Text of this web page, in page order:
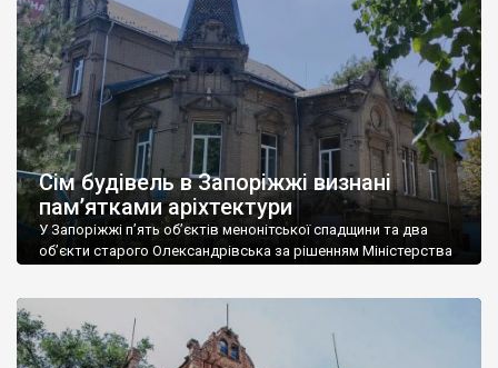
Сім будівель в Запоріжжі визнані
пам’ятками аріхтектури
У Запоріжжі п’ять об’єктів менонітської спадщини та два
об’єкти старого Олександрівська за рішенням Міністерства
начальник відділу охорони культурної спадщини Запорізької
міської ради Ігор Кисліцин. За його словами, пам’яткою
архітектури та історії місцевого значення визнаний житловий